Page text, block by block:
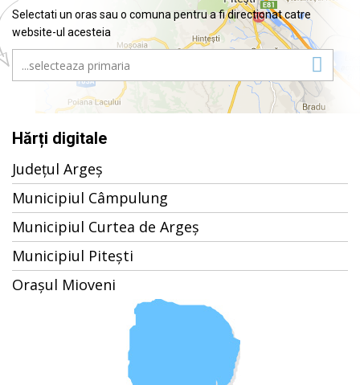
Selectati un oras sau o comuna pentru a fi directionat catre
website-ul acesteia
Hărți digitale
Județul Argeș
Municipiul Câmpulung
Municipiul Curtea de Argeș
Municipiul Pitești
Orașul Mioveni